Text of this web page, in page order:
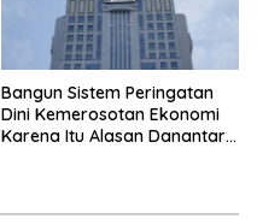
Bangun Sistem Peringatan
Dini Kemerosotan Ekonomi
Karena Itu Alasan Danantara